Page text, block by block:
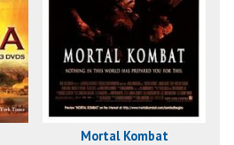
Mortal Kombat